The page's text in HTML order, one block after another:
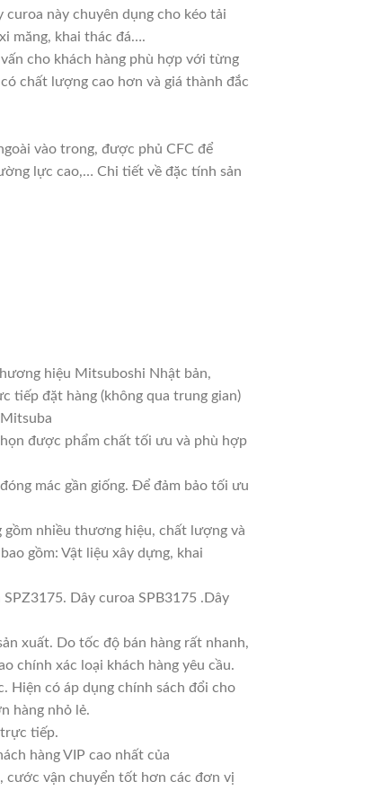
này chuyên dụng cho kéo tải
măng, khai thác đá….
cho khách hàng phù hợp với từng
chất lượng cao hơn và giá thành đắc
vào trong, được phủ CFC để
lực cao,… Chi tiết về đặc tính sản
hiệu Mitsuboshi Nhật bản,
tiếp đặt hàng (không qua trung gian)
được phẩm chất tối ưu và phù hợp
mác gần giống. Để đảm bảo tối ưu
nhiều thương hiệu, chất lượng và
gồm: Vật liệu xây dựng, khai
Dây curoa SPB3175 .Dây
xuất. Do tốc độ bán hàng rất nhanh,
chính xác loại khách hàng yêu cầu.
Hiện có áp dụng chính sách đổi cho
hàng nhỏ lẻ.
tiếp.
hàng VIP cao nhất của
cước vận chuyển tốt hơn các đơn vị